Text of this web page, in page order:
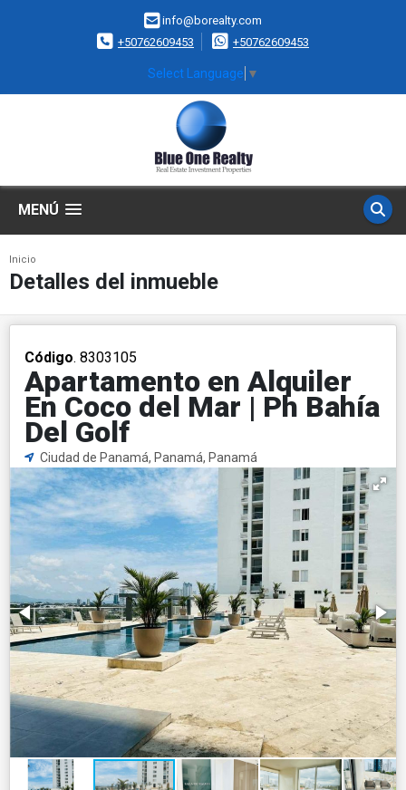
info@borealty.com
+50762609453
+50762609453
Select Language ▼
MENÚ
Inicio
Detalles del inmueble
Código. 8303105
Apartamento en Alquiler
En Coco del Mar | Ph Bahía
Del Golf
Ciudad de Panamá, Panamá, Panamá